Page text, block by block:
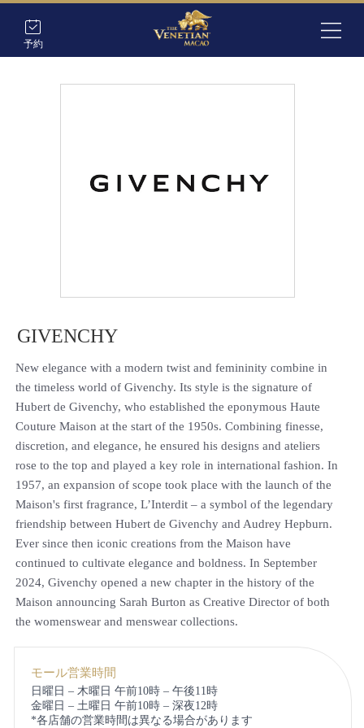
予約
GIVENCHY
New elegance with a modern twist and femininity combine in
the timeless world of Givenchy. Its style is the signature of
Hubert de Givenchy, who established the eponymous Haute
Couture Maison at the start of the 1950s. Combining finesse,
discretion, and elegance, he ensured his designs and ateliers
rose to the top and played a key role in international fashion. In
1957, an expansion of scope took place with the launch of the
Maison's first fragrance, L’Interdit – a symbol of the legendary
friendship between Hubert de Givenchy and Audrey Hepburn.
Ever since then iconic creations from the Maison have
continued to cultivate elegance and boldness. In September
2024, Givenchy opened a new chapter in the history of the
Maison announcing Sarah Burton as Creative Director of both
the womenswear and menswear collections.
モール営業時間
日曜日 – 木曜日 午前10時 – 午後11時
金曜日 – 土曜日 午前10時 – 深夜12時
*各店舗の営業時間は異なる場合があります